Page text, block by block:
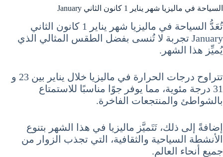
السياحة في ماليزيا شهر يناير 1 كانون الثاني January
تُعَدُّ السياحة في ماليزيا شهر يناير 1 كانون الثاني
January تجربة لا تُنسى بفضل الطقس المثالي الذي
يُميِّز هذا الشهر.
تتراوح درجات الحرارة في ماليزيا خلال يناير بين 23 و
31 درجة مئوية، مما يوفر جوًا مناسبًا للاستمتاع
بالشواطئ والمنتجعات الفاخرة.
إضافةً إلى ذلك، تَتَميَّز ماليزيا في هذا الشهر بتنوع
الأنشطة السياحية والثقافية، التي تجذب الزوار من
جميع أنحاء العالم.